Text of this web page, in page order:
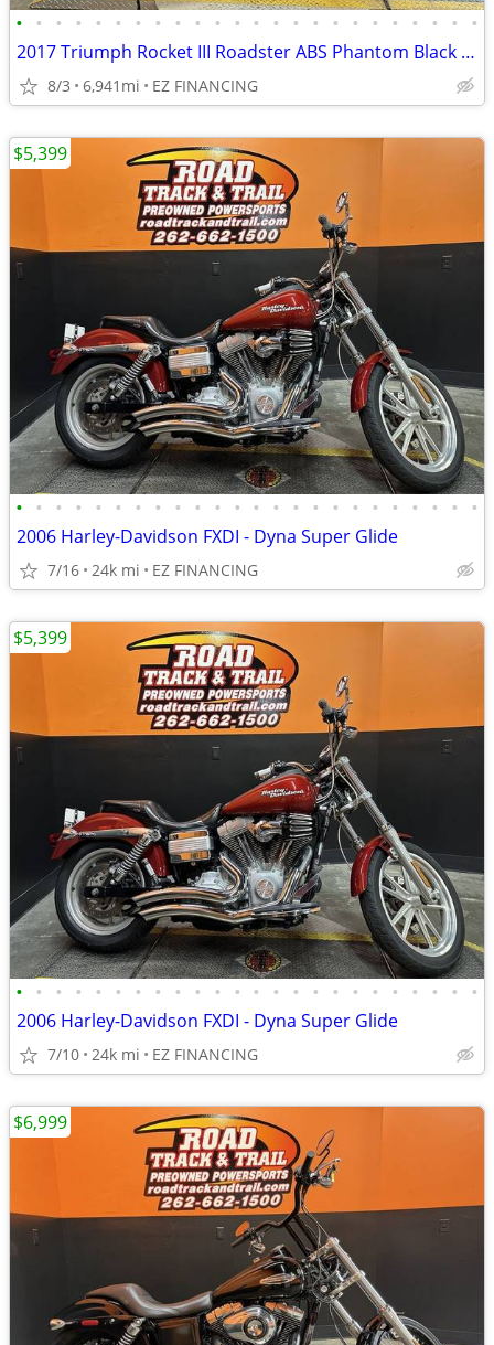
• • • • • • • • • • • • • • • • • • • • • • • •
2017 Triumph Rocket III Roadster ABS Phantom Black w Twin Red S
8/3 6,941mi EZ FINANCING
• • • • • • • • • • • • • • • • • • • • • • • •
2006 Harley-Davidson FXDI - Dyna Super Glide
7/16 24k mi EZ FINANCING
$5,399
• • • • • • • • • • • • • • • • • • • • • • • •
2006 Harley-Davidson FXDI - Dyna Super Glide
7/10 24k mi EZ FINANCING
$5,399
$6,999